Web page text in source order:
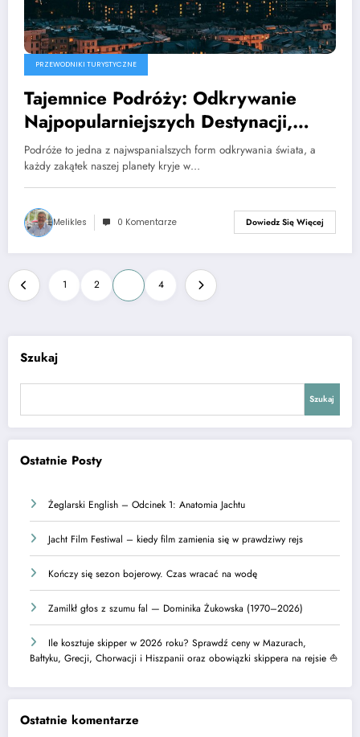
PRZEWODNIKI TURYSTYCZNE
Tajemnice Podróży: Odkrywanie
Najpopularniejszych Destynacji,
Atrakcji i Lokalne Zwyczaje
Podróże to jedna z najwspanialszych form odkrywania świata, a
każdy zakątek naszej planety kryje w…
Melikles 0 Komentarze Dowiedz Się Więcej
Stronicowanie
wpisów
1 2 4
Szukaj
Szukaj
Ostatnie Posty
Żeglarski English – Odcinek 1: Anatomia Jachtu
Jacht Film Festiwal – kiedy film zamienia się w prawdziwy rejs
Kończy się sezon bojerowy. Czas wracać na wodę
Zamilkł głos z szumu fal — Dominika Żukowska (1970–2026)
Ile kosztuje skipper w 2026 roku? Sprawdź ceny w Mazurach,
Bałtyku, Grecji, Chorwacji i Hiszpanii oraz obowiązki skippera na rejsie ⛵
Ostatnie komentarze